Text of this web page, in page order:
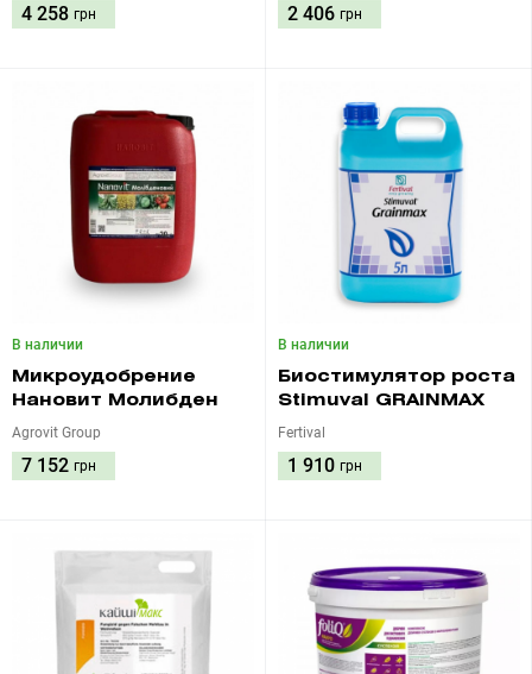
4 258 грн 2 406 грн
В наличии
Микроудобрение
Нановит Молибден
Agrovit Group
7 152 грн
В наличии
Биостимулятор роста
Stimuval GRAINMAX
Fertival
1 910 грн